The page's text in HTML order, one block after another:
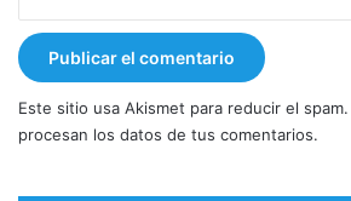
Este sitio usa Akismet para reducir el spam.
procesan los datos de tus comentarios.